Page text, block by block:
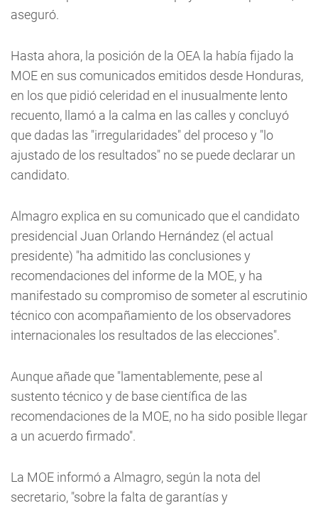
aseguró.
Hasta ahora, la posición de la OEA la había fijado la
MOE en sus comunicados emitidos desde Honduras,
en los que pidió celeridad en el inusualmente lento
recuento, llamó a la calma en las calles y concluyó
que dadas las "irregularidades" del proceso y "lo
ajustado de los resultados" no se puede declarar un
candidato.
Almagro explica en su comunicado que el candidato
presidencial Juan Orlando Hernández (el actual
presidente) "ha admitido las conclusiones y
recomendaciones del informe de la MOE, y ha
manifestado su compromiso de someter al escrutinio
técnico con acompañamiento de los observadores
internacionales los resultados de las elecciones".
Aunque añade que "lamentablemente, pese al
sustento técnico y de base científica de las
recomendaciones de la MOE, no ha sido posible llegar
a un acuerdo firmado".
La MOE informó a Almagro, según la nota del
secretario, "sobre la falta de garantías y